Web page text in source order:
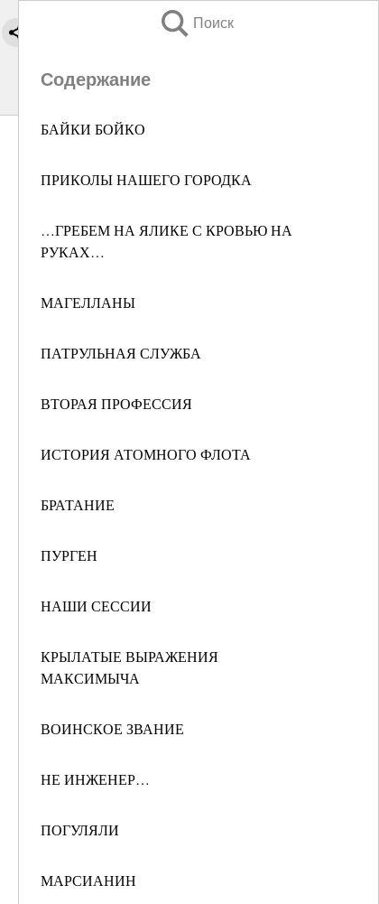
Поиск
Содержание
БАЙКИ БОЙКО
ПРИКОЛЫ НАШЕГО ГОРОДКА
…ГРЕБЕМ НА ЯЛИКЕ С КРОВЬЮ НА
РУКАХ…
МАГЕЛЛАНЫ
ПАТРУЛЬНАЯ СЛУЖБА
ВТОРАЯ ПРОФЕССИЯ
ИСТОРИЯ АТОМНОГО ФЛОТА
БРАТАНИЕ
ПУРГЕН
НАШИ СЕССИИ
КРЫЛАТЫЕ ВЫРАЖЕНИЯ
МАКСИМЫЧА
ВОИНСКОЕ ЗВАНИЕ
НЕ ИНЖЕНЕР…
ПОГУЛЯЛИ
МАРСИАНИН